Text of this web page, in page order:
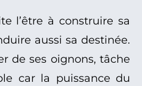
l’être à construire sa
aussi sa destinée.
de ses oignons, tâche
car la puissance du